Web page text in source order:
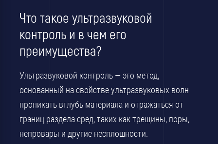
Что такое ультразвуковой
контроль и в чем его
преимущества?
Ультразвуковой контроль — это метод,
основанный на свойстве ультразвуковых волн
проникать вглубь материала и отражаться от
границ раздела сред, таких как трещины, поры,
непровары и другие несплошности.